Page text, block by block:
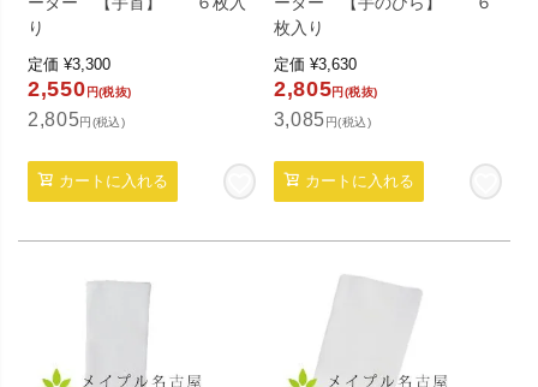
り
定価 ¥3,300
2,550 円(税抜)
2,805円(税込)
カートに入れる
枚入り
定価 ¥3,630
2,805円(税抜)
3,085円(税込)
カートに入れる